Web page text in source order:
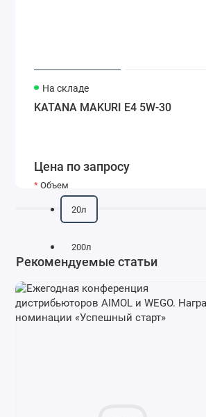
На складе
KATANA MAKURI E4 5W-30
Цена по запросу
Объем
20л
200л
Рекомендуемые статьи